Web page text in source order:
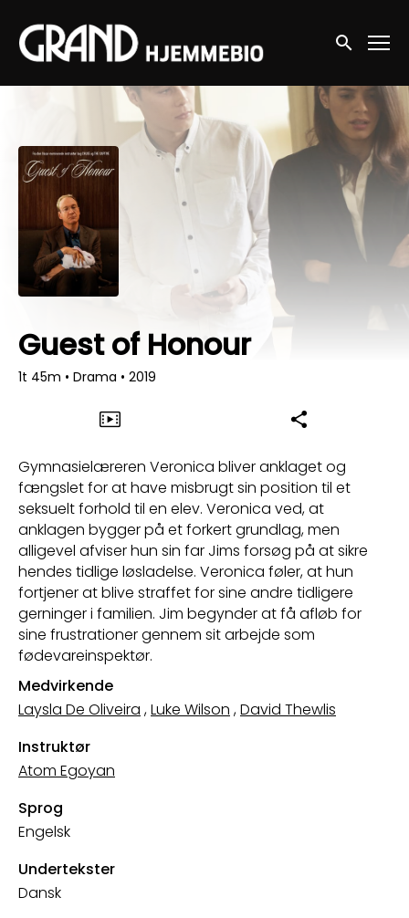
Accessibility Links
Søg nu
Guest of Honour
1t 45m • Drama • 2019
Gymnasielæreren Veronica bliver anklaget og
fængslet for at have misbrugt sin position til et
seksuelt forhold til en elev. Veronica ved, at
anklagen bygger på et forkert grundlag, men
alligevel afviser hun sin far Jims forsøg på at sikre
hendes tidlige løsladelse. Veronica føler, at hun
fortjener at blive straffet for sine andre tidligere
gerninger i familien. Jim begynder at få afløb for
sine frustrationer gennem sit arbejde som
fødevareinspektør.
Medvirkende
Laysla De Oliveira ,Luke Wilson ,David Thewlis
Instruktør
Atom Egoyan
Sprog
Engelsk
Undertekster
Dansk